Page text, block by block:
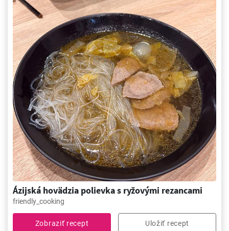
Ázijská hovädzia polievka s ryžovými rezancami
friendly_cooking
Zobraziť recept Uložiť recept